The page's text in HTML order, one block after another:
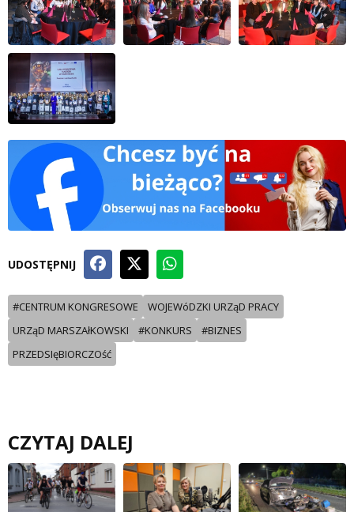
UDOSTĘPNIJ
#CENTRUM KONGRESOWE
WOJEWóDZKI URZąD PRACY
URZąD MARSZAłKOWSKI
#KONKURS
#BIZNES
PRZEDSIęBIORCZOść
CZYTAJ DALEJ